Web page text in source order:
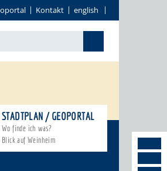
Kontakt english
STADTPLAN / GEOPORTAL
Wo finde ich was?
Blick auf Weinheim